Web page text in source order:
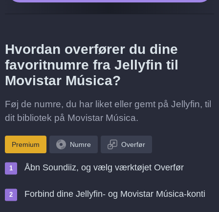
Hvordan overfører du dine
favoritnumre fra Jellyfin til
Movistar Música?
Føj de numre, du har liket eller gemt på Jellyfin, til
dit bibliotek på Movistar Música.
Premium Numre Overfør
Åbn Soundiiz, og vælg værktøjet Overfør
Forbind dine Jellyfin- og Movistar Música-konti